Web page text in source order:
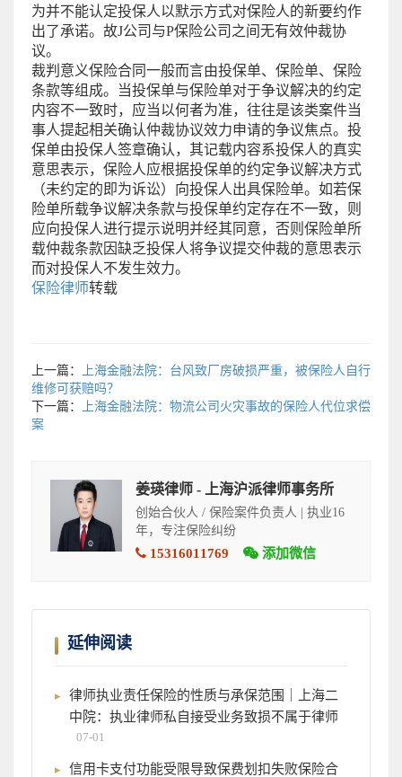
为并不能认定投保人以默示方式对保险人的新要约作
出了承诺。故J公司与P保险公司之间无有效仲裁协
议。
裁判意义保险合同一般而言由投保单、保险单、保险
条款等组成。当投保单与保险单对于争议解决的约定
内容不一致时，应当以何者为准，往往是该类案件当
事人提起相关确认仲裁协议效力申请的争议焦点。投
保单由投保人签章确认，其记载内容系投保人的真实
意思表示，保险人应根据投保单的约定争议解决方式
（未约定的即为诉讼）向投保人出具保险单。如若保
险单所载争议解决条款与投保单约定存在不一致，则
应向投保人进行提示说明并经其同意，否则保险单所
载仲裁条款因缺乏投保人将争议提交仲裁的意思表示
而对投保人不发生效力。
保险律师转载
上一篇：
上海金融法院：台风致厂房破损严重，被保险人自行
维修可获赔吗？
下一篇：
上海金融法院：物流公司火灾事故的保险人代位求偿
案
姜瑛律师 - 上海沪派律师事务所
创始合伙人 / 保险案件负责人 | 执业16
年，专注保险纠纷
15316011769 添加微信
延伸阅读
律师执业责任保险的性质与承保范围｜上海二
中院：执业律师私自接受业务致损不属于律师
07-01
信用卡支付功能受限导致保费划扣失败保险合